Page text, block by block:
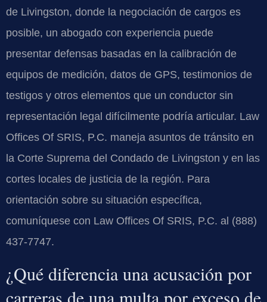
de Livingston, donde la negociación de cargos es
posible, un abogado con experiencia puede
presentar defensas basadas en la calibración de
equipos de medición, datos de GPS, testimonios de
testigos y otros elementos que un conductor sin
representación legal difícilmente podría articular. Law
Offices Of SRIS, P.C. maneja asuntos de tránsito en
la Corte Suprema del Condado de Livingston y en las
cortes locales de justicia de la región. Para
orientación sobre su situación específica,
comuníquese con Law Offices Of SRIS, P.C. al (888)
437-7747.
¿Qué diferencia una acusación por
carreras de una multa por exceso de